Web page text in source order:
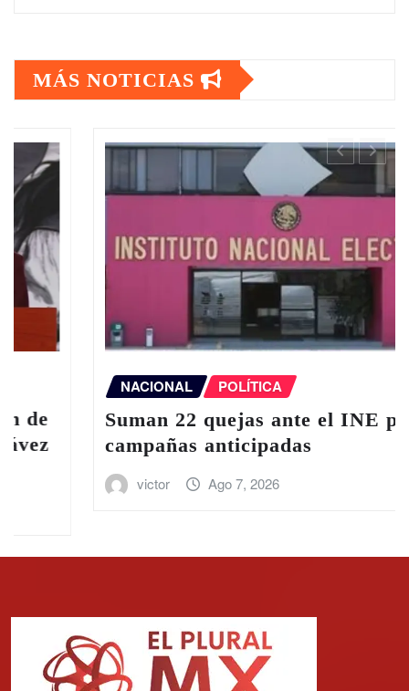
MÁS NOTICIAS
POLÍTICA
Suman 22 quejas ante el INE por
campañas anticipadas
Ago 7, 2026